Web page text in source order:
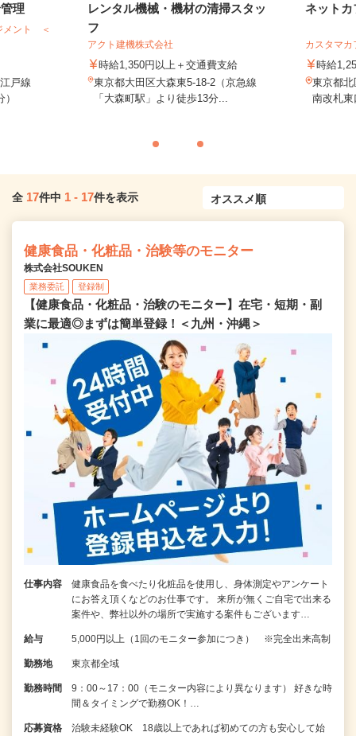
理
メント ＜
戸線
レンタル機械・機材の清掃スタッ
フ
アクト建機株式会社
時給1,350円以上＋交通費支給
東京都大田区大森東5-18-2（京急線
「大森町駅」より徒歩13分...
ネットカ
カスタマ
時給
東京都北
南改札
全 17件中 1 - 17件を表示
健康食品・化粧品・治験等のモニター
株式会社SOUKEN
業務委託 登録制
【健康食品・化粧品・治験のモニター】在宅・短期・副
業に最適◎まずは簡単登録！＜九州・沖縄＞
仕事内容
健康食品を食べたり化粧品を使用し、身体測定やアンケート
にお答え頂くなどのお仕事です。 来所が無くご自宅で出来る
案件や、弊社以外の場所で実施する案件もございます…
給与 5,000円以上（1回のモニター参加につき） ※完全出来高制
勤務地 東京都全域
勤務時間
9：00～17：00（モニター内容により異なります） 好きな時
間＆タイミングで勤務OK！…
応募資格
治験未経験OK 18歳以上であれば初めての方も安心して始